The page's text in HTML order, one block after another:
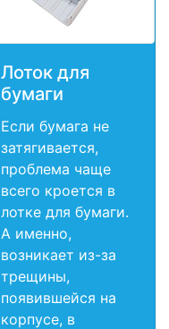
Лоток для
бумаги
Если бумага не
затягивается,
проблема чаще
всего кроется в
лотке для бумаги.
А именно,
возникает из-за
трещины,
появившейся на
корпусе, в